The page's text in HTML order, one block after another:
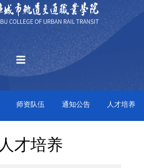
师资队伍 通知公告 人才培养
人才培养